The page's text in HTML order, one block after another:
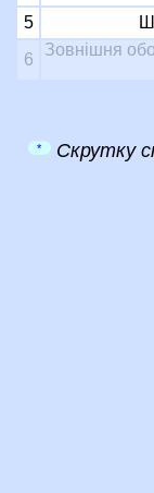
5
6
Зовнішня
* Скрутку